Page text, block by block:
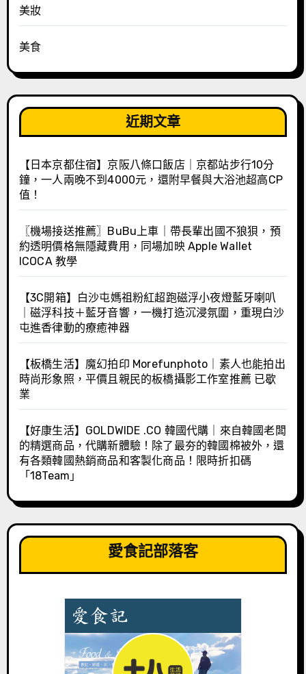
美妝
美食
近期文章
【日本京都住宿】京阪八條口飯店｜京都站步行10分
鐘，一人兩晚不到4000元，還附早餐與大浴池超高CP
值！
〖機場接送推薦〗BuBu上車｜帶長輩出國不狼狽，預
約透明價格無隱藏費用，同場加映 Apple Wallet
ICOCA 教學
【3C開箱】白沙屯媽祖粉紅超跑磁浮小夜燈藍牙喇叭
｜磁浮科技＋藍牙音響，一機打造沉浸氛圍，重現白沙
屯進香律動的療癒神器
【板橋生活】魔幻拍印 Morefunphoto｜素人也能拍出
時尚形象照，平價且親民的板橋攝影工作室推薦 已歇
業
【好康生活】GOLDWIDE .CO 韓國代購｜來自韓國老闆
的精選商品，代購新體驗！除了最夯的韓國棉被外，還
有各類韓國熱銷商品和客製化商品！限時折扣碼
「18Team」
愛食記部落客